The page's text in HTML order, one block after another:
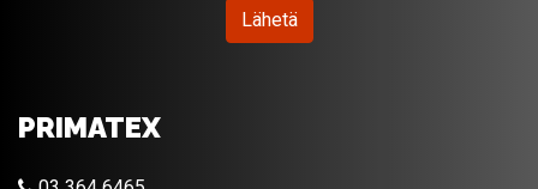
Lähetä
PRIMATEX